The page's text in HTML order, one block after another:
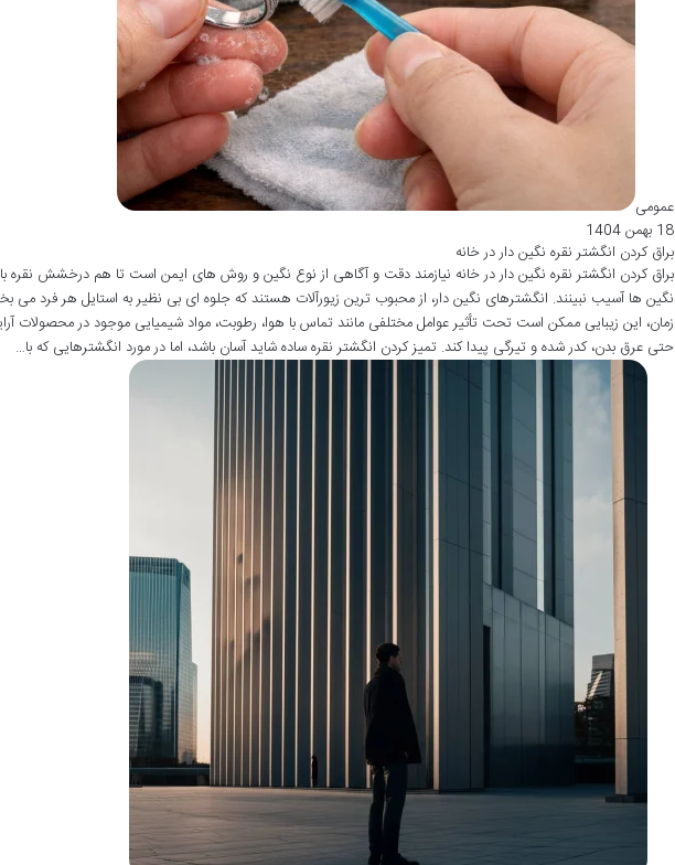
عمومی
18 بهمن 1404
براق كردن انگشتر نقره نگین دار در خانه
براق کردن انگشتر نقره نگین دار در خانه نیازمند دقت و آگاهی از نوع نگین و روش های ایمن است تا هم درخشش نقره
نگین ها آسیب نبینند. انگشترهای نگین دار، از محبوب ترین زیورآلات هستند که جلوه ای بی نظیر به استایل هر فرد می
زمان، این زیبایی ممکن است تحت تأثیر عوامل مختلفی مانند تماس با هوا، رطوبت، مواد شیمیایی موجود در محصولات
حتی عرق بدن، کدر شده و تیرگی پیدا کند. تمیز کردن انگشتر نقره ساده شاید آسان باشد، اما در مورد انگشترهایی که با…